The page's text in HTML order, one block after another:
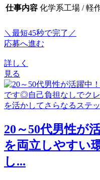
仕事内容 化学系工場 / 軽
＼最短45秒で完了／
応募へ進む
詳しく
見る
20～50代男性が
を両立しやすい
し...